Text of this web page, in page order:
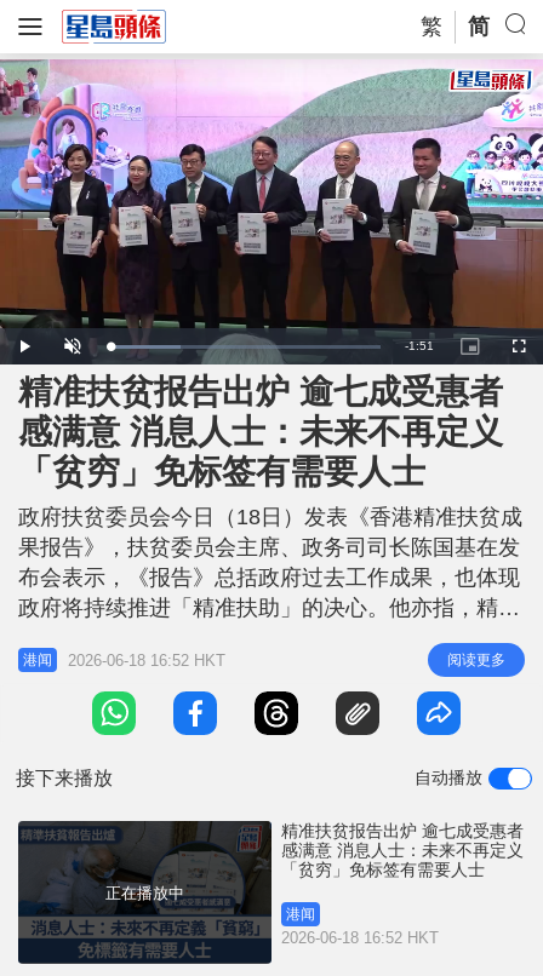
繁 简
P
l
a
y
U
n
m
u
t
e
L
o
d
d
:
2
6
R
e
m
a
n
n
-1:51
P
i
c
t
u
e
i
c
t
r
e
F
u
精准扶贫报告出炉 逾七成受惠者
感满意 消息人士：未来不再定义
「贫穷」免标签有需要人士
政府扶贫委员会今日（18日）发表《香港精准扶贫成
果报告》，扶贫委员会主席、政务司司长陈国基在发
布会表示，《报告》总括政府过去工作成果，也体现
政府将持续推进「精准扶助」的决心。他亦指，精准
扶助的核心是凝聚力量、缓解市民的「急难愁盼」，
称政府会继续与扶贫委员会、商界和社会各界携手并
肩，为「㓥房」、单亲、全长者住户等基层家庭创造
更多获得感、归属感和幸福感。政府消息人士表示，
港闻 2026-06-18 16:52 HKT 阅读更多
接下来播放 自动播放
正在播放中
精准扶贫报告出炉 逾七成受惠者
感满意 消息人士：未来不再定义
「贫穷」免标签有需要人士
港闻
2026-06-18 16:52 HKT